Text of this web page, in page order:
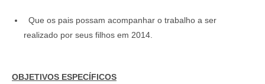
Que os pais possam acompanhar o trabalho a ser
realizado por seus filhos em 2014.
OBJETIVOS ESPECÍFICOS